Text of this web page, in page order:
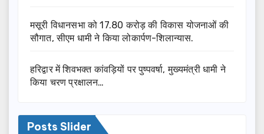
मसूरी विधानसभा को 17.80 करोड़ की विकास योजनाओं की
सौगात, सीएम धामी ने किया लोकार्पण-शिलान्यास.
हरिद्वार में शिवभक्त कांवड़ियों पर पुष्पवर्षा, मुख्यमंत्री धामी ने
किया चरण प्रक्षालन…
Posts Slider